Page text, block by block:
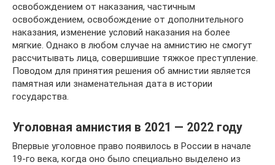
освобождением от наказания, частичным
освобождением, освобождение от дополнительного
наказания, изменение условий наказания на более
мягкие. Однако в любом случае на амнистию не смогут
рассчитывать лица, совершившие тяжкое преступление.
Поводом для принятия решения об амнистии является
памятная или знаменательная дата в истории
государства.
Уголовная амнистия в 2021 — 2022 году
Впервые уголовное право появилось в России в начале
19-го века, когда оно было специально выделено из